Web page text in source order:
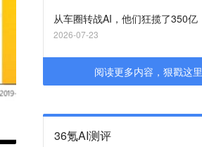
从车圈转战AI，他们狂揽了350亿
2026-07-23
阅读更多内容，狠戳这里
36氪AI测评